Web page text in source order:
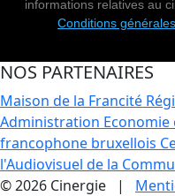
informations relatives au
Conditions
NOS PARTENAIRES
Maison de la Francité
Administration Economie
francophone bruxellois
l'Audiovisuel de la
© 2026 Cinergie |